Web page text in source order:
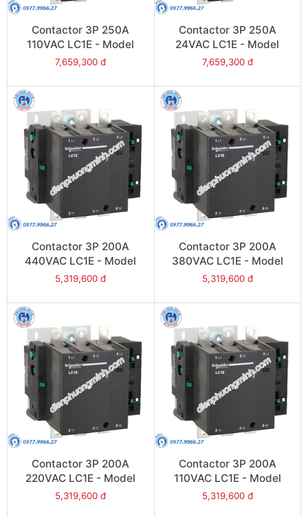
Contactor 3P 250A
110VAC LC1E - Model
LC1E250F6
7,659,300 đ
Contactor 3P 250A
24VAC LC1E - Model
LC1E250B6
7,659,300 đ
Contactor 3P 200A
440VAC LC1E - Model
LC1E200R6
5,319,600 đ
Contactor 3P 200A
380VAC LC1E - Model
LC1E200Q6
5,319,600 đ
Contactor 3P 200A
220VAC LC1E - Model
LC1E200M6
5,319,600 đ
Contactor 3P 200A
110VAC LC1E - Model
LC1E200F6
5,319,600 đ